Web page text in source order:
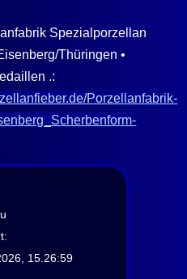
Spezialporzellan
Thüringen •
.:
Porzellanfabrik-
15.26:59